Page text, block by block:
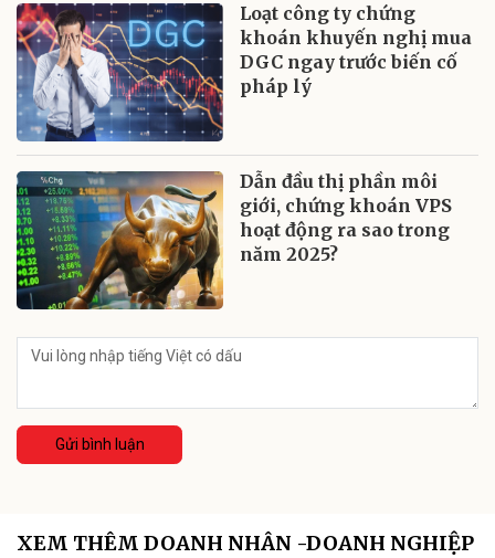
Loạt công ty chứng
khoán khuyến nghị mua
DGC ngay trước biến cố
pháp lý
Dẫn đầu thị phần môi
giới, chứng khoán VPS
hoạt động ra sao trong
năm 2025?
Gửi bình luận
XEM THÊM DOANH NHÂN -DOANH NGHIỆP